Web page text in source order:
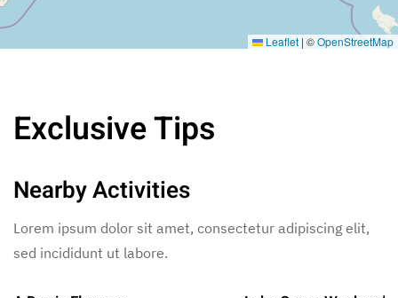
Leaflet | ©OpenStreetMap
Exclusive Tips
Nearby Activities
Lorem ipsum dolor sit amet, consectetur adipiscing elit,
sed incididunt ut labore.